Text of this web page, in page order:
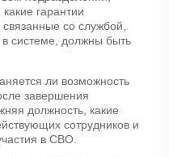
гарантии
со службой,
системе, должны быть
ли возможность
завершения
должность, какие
сотрудников и
в СВО.